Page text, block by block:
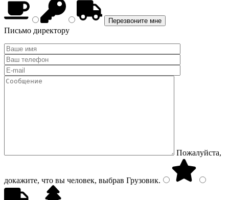
Письмо директору
Пожалуйста,
докажите, что вы человек, выбрав Грузовик.